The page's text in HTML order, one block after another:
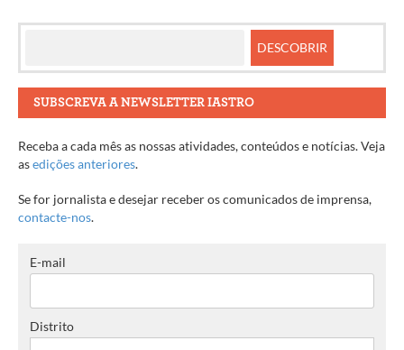
SUBSCREVA A NEWSLETTER IASTRO
Receba a cada mês as nossas atividades, conteúdos e notícias. Veja
asedições anteriores.
Se for jornalista e desejar receber os comunicados de imprensa,
contacte-nos.
E-mail
Distrito